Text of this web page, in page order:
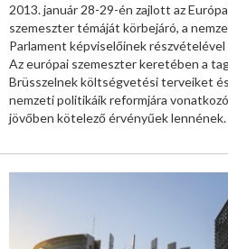
2013. január 28-29-én zajlott az
szemeszter témáját körbejáró, a
Parlament képviselőinek
Az európai szemeszter keretében a
Brüsszelnek költségvetési terveiket
nemzeti politikáik reformjára
jövőben kötelező érvényűek lennének.